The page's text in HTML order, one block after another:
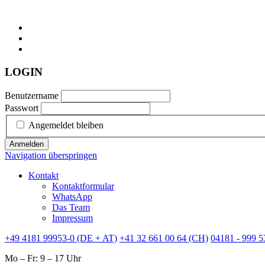
LOGIN
Benutzername
Passwort
Angemeldet bleiben
Anmelden
Navigation überspringen
Kontakt
Kontaktformular
WhatsApp
Das Team
Impressum
+49 4181 99953-0 (DE + AT) +41 32 661 00 64 (CH) 04181 - 999
Mo – Fr: 9 – 17 Uhr